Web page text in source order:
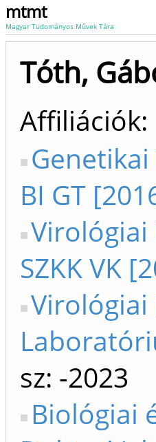
mtmt
Magyar Tudományos Művek Tára
Tóth,
Affiliációk
Genetikai
BI GT
Virológiai
SZKK VK
Virológiai
sz: -2023
Biológiai